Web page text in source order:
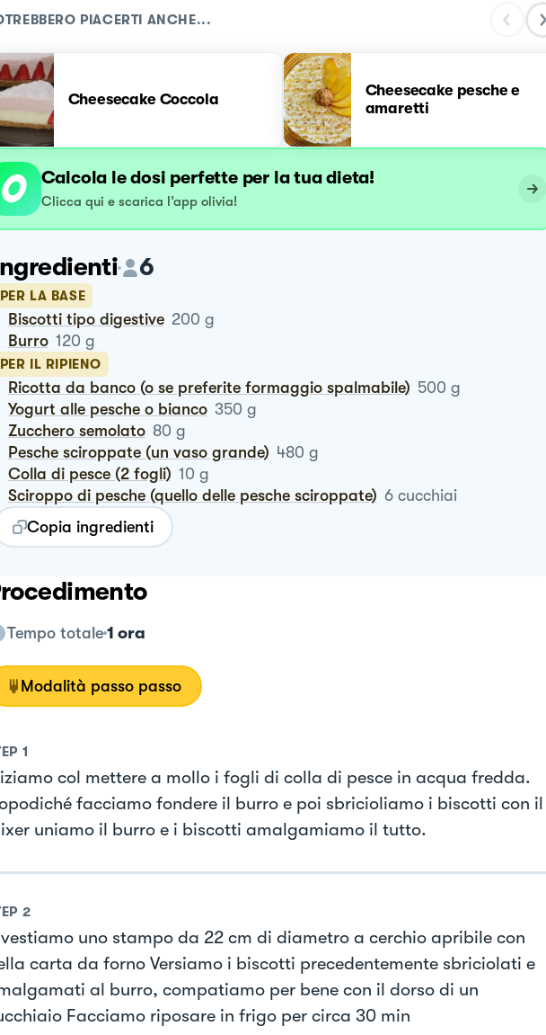
PIACERTI ANCHE...
Cheesecake Coccola
Cheesecake pesche e
amaretti
Calcola le dosi perfette per la tua dieta!
Clicca qui e scarica l’app olivia!
6
PER LA BASE
Biscotti tipo digestive 200 g
Burro 120 g
PER IL RIPIENO
Ricotta da banco (o se preferite formaggio spalmabile) 500 g
Yogurt alle pesche o bianco 350 g
Zucchero semolato 80 g
Pesche sciroppate (un vaso grande) 480 g
Colla di pesce (2 fogli) 10 g
Sciroppo di pesche (quello delle pesche sciroppate) 6 cucchiai
Copia ingredienti
Tempo totale 1 ora
Modalità passo passo
1
col mettere a mollo i fogli di colla di pesce in acqua fredda.
facciamo fondere il burro e poi sbricioliamo i biscotti con il
uniamo il burro e i biscotti amalgamiamo il tutto.
2
uno stampo da 22 cm di diametro a cerchio apribile con
carta da forno Versiamo i biscotti precedentemente sbriciolati e
al burro, compatiamo per bene con il dorso di un
Facciamo riposare in frigo per circa 30 min